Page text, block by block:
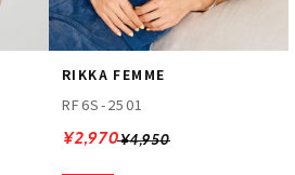
RIKKA FEMME
RF6S-2501
¥4,950
¥2,970